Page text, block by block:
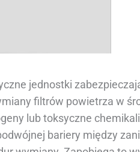
jednostki
filtrów powietrza w
lub toksyczne
bariery między